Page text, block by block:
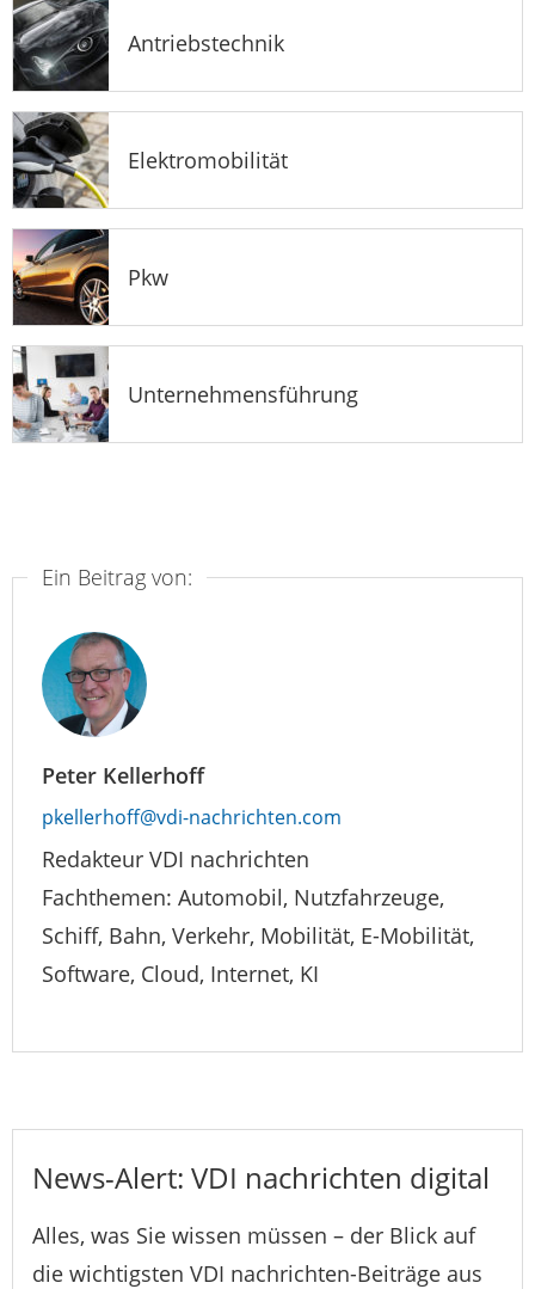
Antriebstechnik
Elektromobilität
Pkw
Unternehmensführung
Ein Beitrag von:
Peter Kellerhoff
pkellerhoff@vdi-nachrichten.com
Redakteur VDI nachrichten
Fachthemen: Automobil, Nutzfahrzeuge,
Schiff, Bahn, Verkehr, Mobilität, E-Mobilität,
Software, Cloud, Internet, KI
News-Alert: VDI nachrichten digital
Alles, was Sie wissen müssen – der Blick auf
die wichtigsten VDI nachrichten-Beiträge aus